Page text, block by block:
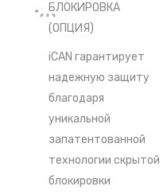
БЛОКИРОВКА
(ОПЦИЯ)
iCAN гарантирует
надежную защиту
благодаря
уникальной
запатентованной
технологии скрытой
блокировки